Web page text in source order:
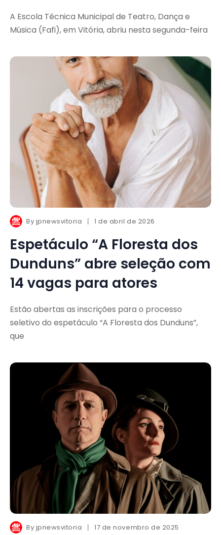
A Escola Técnica Municipal de Teatro, Dança e
Música (Fafi), em Vitória, abriu nesta segunda-feira
By jpnewsvitoria 1 de abril de 2026
Espetáculo “A Floresta dos
Dunduns” abre seleção com
14 vagas para atores
Estão abertas as inscrições para o processo
seletivo do espetáculo “A Floresta dos Dunduns”,
que
By jpnewsvitoria 17 de novembro de 2025